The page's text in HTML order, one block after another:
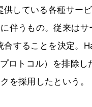
している各種サー
伴うもの。従来はサ
することを決定。
ロトコル）を排除
を採用したという。